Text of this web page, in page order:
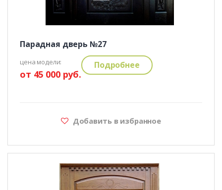
Парадная дверь №27
цена модели:
от 45 000 руб.
Подробнее
Добавить в избранное